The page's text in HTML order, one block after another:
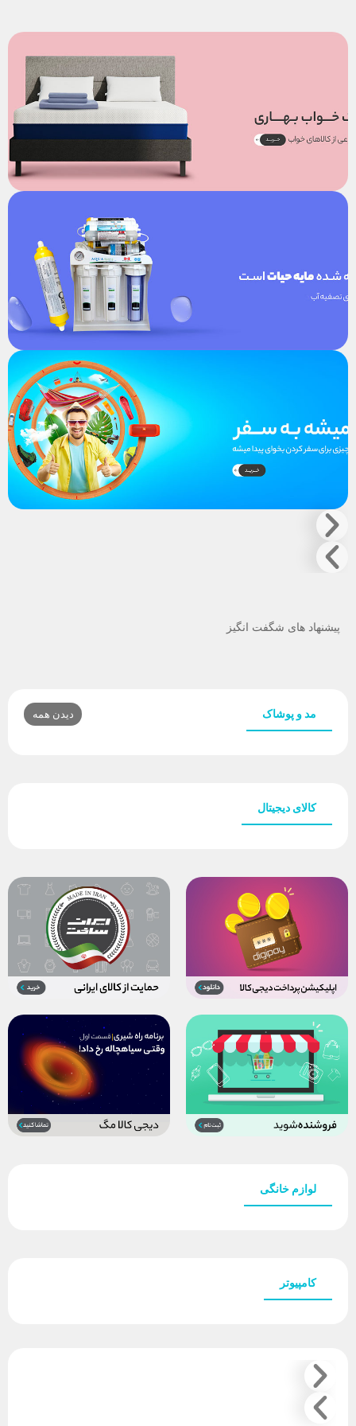
پیشنهاد های شگفت انگیز
مد و پوشاک دیدن همه
کالای دیجیتال
لوازم خانگی
کامپیوتر